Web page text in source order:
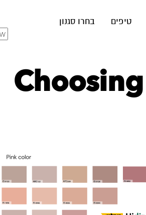
טיפים
בחרו סגנון